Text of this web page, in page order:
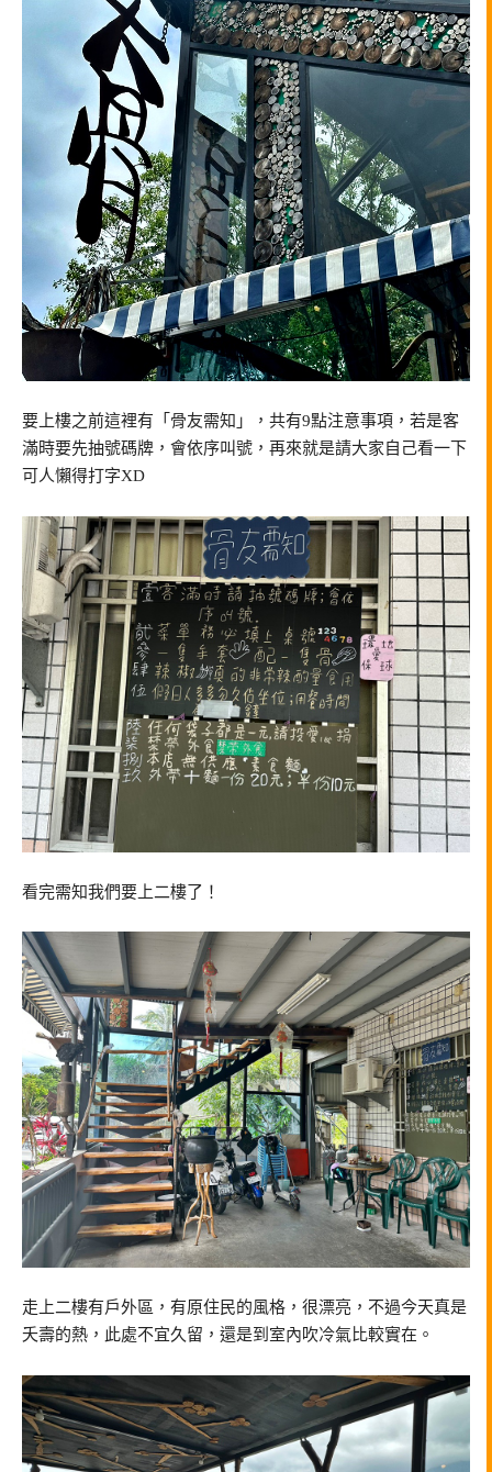
要上樓之前這裡有「骨友需知」，共有9點注意事項，若是客
滿時要先抽號碼牌，會依序叫號，再來就是請大家自己看一下
可人懶得打字XD
看完需知我們要上二樓了！
走上二樓有戶外區，有原住民的風格，很漂亮，不過今天真是
夭壽的熱，此處不宜久留，還是到室內吹冷氣比較實在。